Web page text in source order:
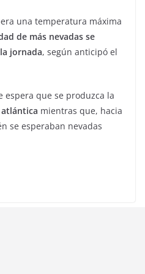
una temperatura máxima
de más nevadas se
jornada, según anticipó el
espera que se produzca la
mientras que, hacia
se esperaban nevadas